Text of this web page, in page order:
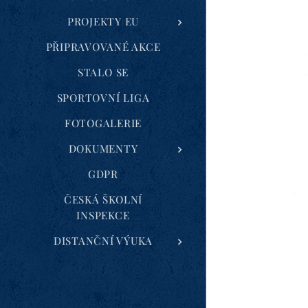
PROJEKTY EU
PŘIPRAVOVANÉ AKCE
STALO SE
SPORTOVNÍ LIGA
FOTOGALERIE
DOKUMENTY
GDPR
ČESKÁ ŠKOLNÍ
INSPEKCE
DISTANČNÍ VÝUKA